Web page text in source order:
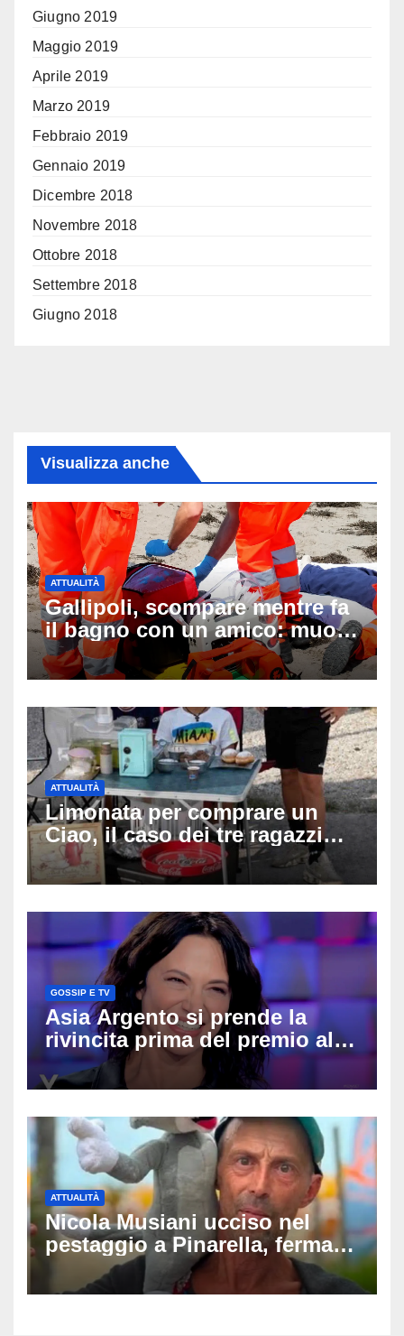
Giugno 2019
Maggio 2019
Aprile 2019
Marzo 2019
Febbraio 2019
Gennaio 2019
Dicembre 2018
Novembre 2018
Ottobre 2018
Settembre 2018
Giugno 2018
Visualizza anche
ATTUALITÀ
Gallipoli, scompare mentre fa
il bagno con un amico: muore
a 19 anni dopo 45 minuti di
disperati tentativi di
ATTUALITÀ
Limonata per comprare un
Ciao, il caso dei tre ragazzi
divide l’Italia: Fedriga li invita
in Regione, Vannacci li
GOSSIP E TV
Asia Argento si prende la
rivincita prima del premio alla
carriera: «Mi chiamano
raccomandata e cagna»
ATTUALITÀ
Nicola Musiani ucciso nel
pestaggio a Pinarella, fermati
quattro giovani: la svolta
dopo video, intercettazioni e